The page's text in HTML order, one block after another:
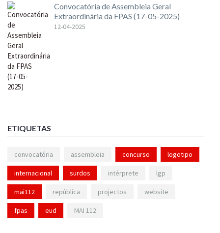
Convocatória de Assembleia Geral
Extraordinária da FPAS (17-05-2025)
12-04-2025
ETIQUETAS
convocatória assembleia concurso logotipo
internacional surdos intérprete lgp
mai112 república projectos website
fpas eud MAI 112